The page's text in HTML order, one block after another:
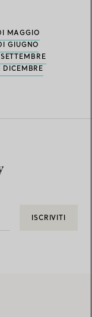
MAGGIO
GIUGNO
ISCRIVITI